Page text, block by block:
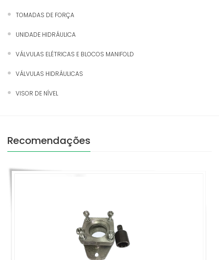
TOMADAS DE FORÇA
UNIDADE HIDRÁULICA
VÁLVULAS ELÉTRICAS E BLOCOS MANIFOLD
VÁLVULAS HIDRÁULICAS
VISOR DE NÍVEL
Recomendações